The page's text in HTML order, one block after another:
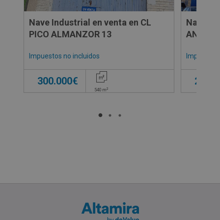
Nave Industrial en venta en CL
PICO ALMANZOR 13
Impuestos no incluidos
300.000€
540m2
Nave